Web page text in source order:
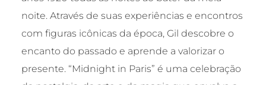
noite. Através de suas experiências e encontros
com figuras icônicas da época, Gil descobre o
encanto do passado e aprende a valorizar o
presente. “Midnight in Paris” é uma celebração